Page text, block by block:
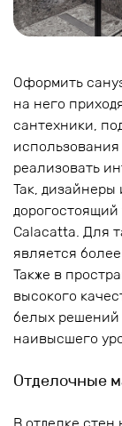
Оформить
на него
сантехники,
реализовать
Так,
Calacatta. Для
является
Также в
высокого
белых решений
наивысшего
Отделочные